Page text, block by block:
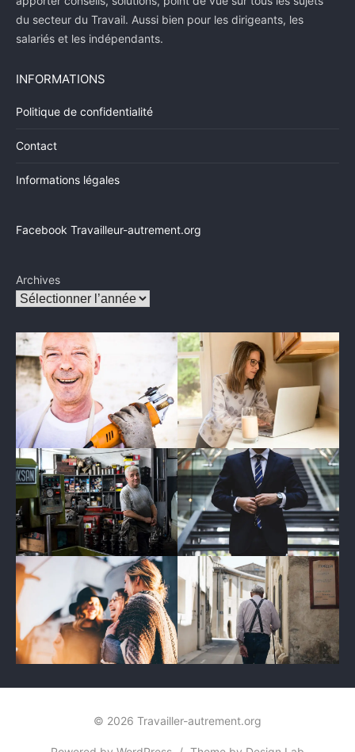
du secteur du Travail. Aussi bien pour les dirigeants, les
salariés et les indépendants.
INFORMATIONS
Politique de confidentialité
Contact
Informations légales
Facebook Travailleur-autrement.org
Archives
© 2026 Travailler-autrement.org